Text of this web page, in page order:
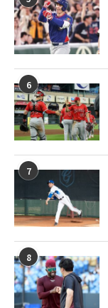
6
7
8